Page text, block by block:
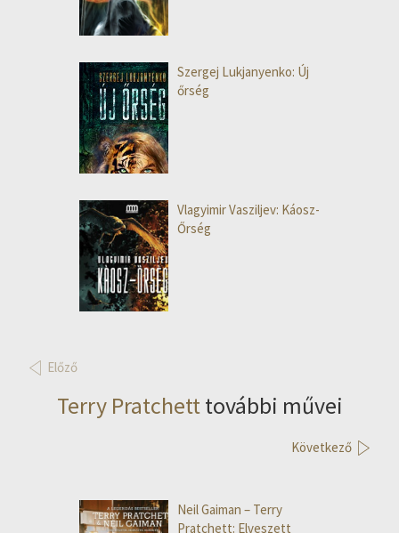
Szergej Lukjanyenko: Új
őrség
Vlagyimir Vasziljev: Káosz-
Őrség
Előző
Terry Pratchetttovábbi művei
Következő
Neil Gaiman – Terry
Pratchett: Elveszett